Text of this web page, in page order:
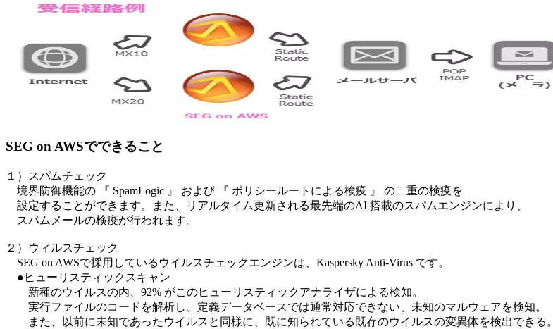
SEG on AWSでできること
１）スパムチェック
境界防御機能の 『 SpamLogic 』 および 『 ポリシールートによる検疫 』 の二重の検疫を
設定することができます。また、リアルタイム更新される最先端のAI 搭載のスパムエンジンにより、
スパムメールの検疫が行われます。
２）ウィルスチェック
SEG on AWSで採用しているウイルスチェックエンジンは、Kaspersky Anti-Virus です。
●ヒューリスティックスキャン
新種のウイルスの内、92% がこのヒューリスティックアナライザによる検知。
実行ファイルのコードを解析し、定義データベースでは通常対応できない、未知のマルウェアを検知。
また、以前に未知であったウイルスと同様に、既に知られている既存のウイルスの変異体を検出できる。